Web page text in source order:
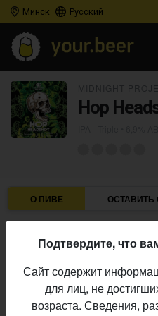
Минск Русский
Hop
О ПИВЕ ОСТАВИТЬ
Пивоварня:
Алкоголь:
6,9%
Горечь:
111 IBU
Начало
Подтвердите, что
Сайт содержит
для лиц, не
возраста. Сведения,